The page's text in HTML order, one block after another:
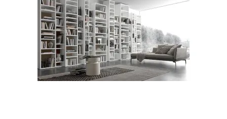
Lavastoviglie
Lavatrici
Asciugatrici
Piccoli
Elettrodomestici
Applique
Riscaldamento
Caminetti
Stufe